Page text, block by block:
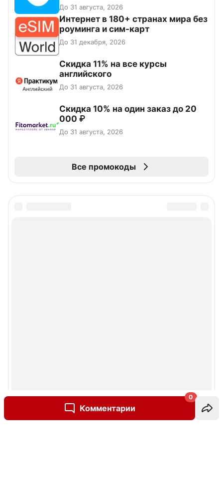
Комментарии
0
До 31 августа, 2026
Интернет в 180+ странах мира без
роуминга и сим-карт
До 31 декабря, 2026
Скидка 11% на все курсы
английского
До 31 августа, 2026
Скидка 10% на один заказ до 20
000 ₽
До 31 августа, 2026
Все промокоды